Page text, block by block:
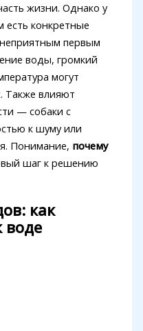
жизни. Однако у
есть конкретные
первым
воды, громкий
могут
Также влияют
— собаки с
к шуму или
Понимание, почему
шаг к решению
как
воде